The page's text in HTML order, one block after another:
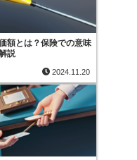
額とは？保険での意味
説
2024.11.20